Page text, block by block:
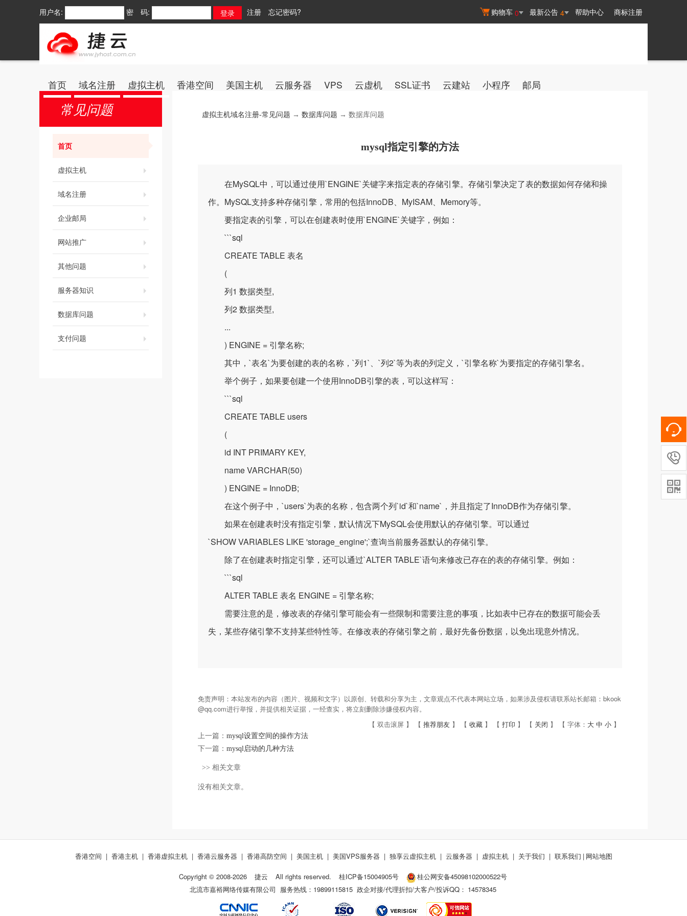
购物车 0 最新公告 4 帮助中心 商标注册
用户名: 密 码: 注册 忘记密码?
首页 域名注册 虚拟主机 香港空间 美国主机 云服务器 VPS 云虚机 SSL证书 云建站 小程序 邮局
常见问题
首页
虚拟主机
域名注册
企业邮局
网站推广
其他问题
服务器知识
数据库问题
支付问题
虚拟主机域名注册-常见问题 → 数据库问题 → 数据库问题
mysql指定引擎的方法
在MySQL中，可以通过使用`ENGINE`关键字来指定表的存储引擎。存储引擎决定了表的数据如何存储和操
作。MySQL支持多种存储引擎，常用的包括InnoDB、MyISAM、Memory等。
要指定表的引擎，可以在创建表时使用`ENGINE`关键字，例如：
```sql
CREATE TABLE 表名
(
列1 数据类型,
列2 数据类型,
...
) ENGINE = 引擎名称;
其中，`表名`为要创建的表的名称，`列1`、`列2`等为表的列定义，`引擎名称`为要指定的存储引擎名。
举个例子，如果要创建一个使用InnoDB引擎的表，可以这样写：
```sql
CREATE TABLE users
(
id INT PRIMARY KEY,
name VARCHAR(50)
) ENGINE = InnoDB;
在这个例子中，`users`为表的名称，包含两个列`id`和`name`，并且指定了InnoDB作为存储引擎。
如果在创建表时没有指定引擎，默认情况下MySQL会使用默认的存储引擎。可以通过
`SHOW VARIABLES LIKE 'storage_engine';`查询当前服务器默认的存储引擎。
除了在创建表时指定引擎，还可以通过`ALTER TABLE`语句来修改已存在的表的存储引擎。例如：
```sql
ALTER TABLE 表名 ENGINE = 引擎名称;
需要注意的是，修改表的存储引擎可能会有一些限制和需要注意的事项，比如表中已存在的数据可能会丢
失，某些存储引擎不支持某些特性等。在修改表的存储引擎之前，最好先备份数据，以免出现意外情况。
免责声明：本站发布的内容（图片、视频和文字）以原创、转载和分享为主，文章观点不代表本网站立场，如果涉及侵权请联系站长邮箱：bkook
@qq.com进行举报，并提供相关证据，一经查实，将立刻删除涉嫌侵权内容。
【 双击滚屏 】 【 推荐朋友 】 【 收藏 】 【 打印 】 【 关闭 】 【 字体： 大 中 小 】
上一篇： mysql设置空间的操作方法
下一篇： mysql启动的几种方法
>> 相关文章
没有相关文章。
香港空间 | 香港主机 | 香港虚拟主机 | 香港云服务器 | 香港高防空间 | 美国主机 | 美国VPS服务器 | 独享云虚拟主机 | 云服务器 | 虚拟主机 | 关于我们 | 联系我们 | 网站地图
Copyright © 2008-2026 捷云 All rights reserved. 桂ICP备15004905号
桂公网安备45098102000522号
北流市嘉裕网络传媒有限公司 服务热线：19899115815 政企对接/代理折扣/大客户/投诉QQ： 14578345

